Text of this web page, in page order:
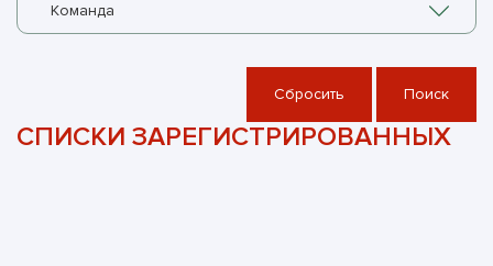
Команда
Сбросить Поиск
СПИСКИ ЗАРЕГИСТРИРОВАННЫХ